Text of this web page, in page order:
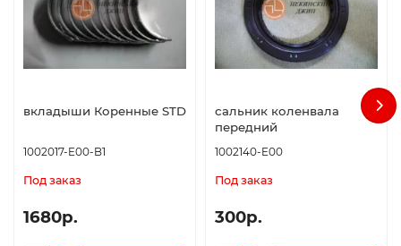
вкладыши Коренные STD
1002017-E00-B1
Под заказ
1680р.
сальник коленвала
передний
1002140-E00
Под заказ
300р.